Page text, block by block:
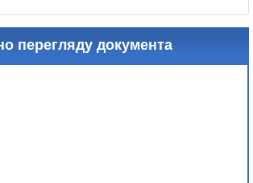
перегляду документа